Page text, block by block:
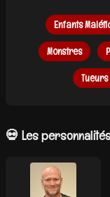
Enfants
Monstres
💀 Les